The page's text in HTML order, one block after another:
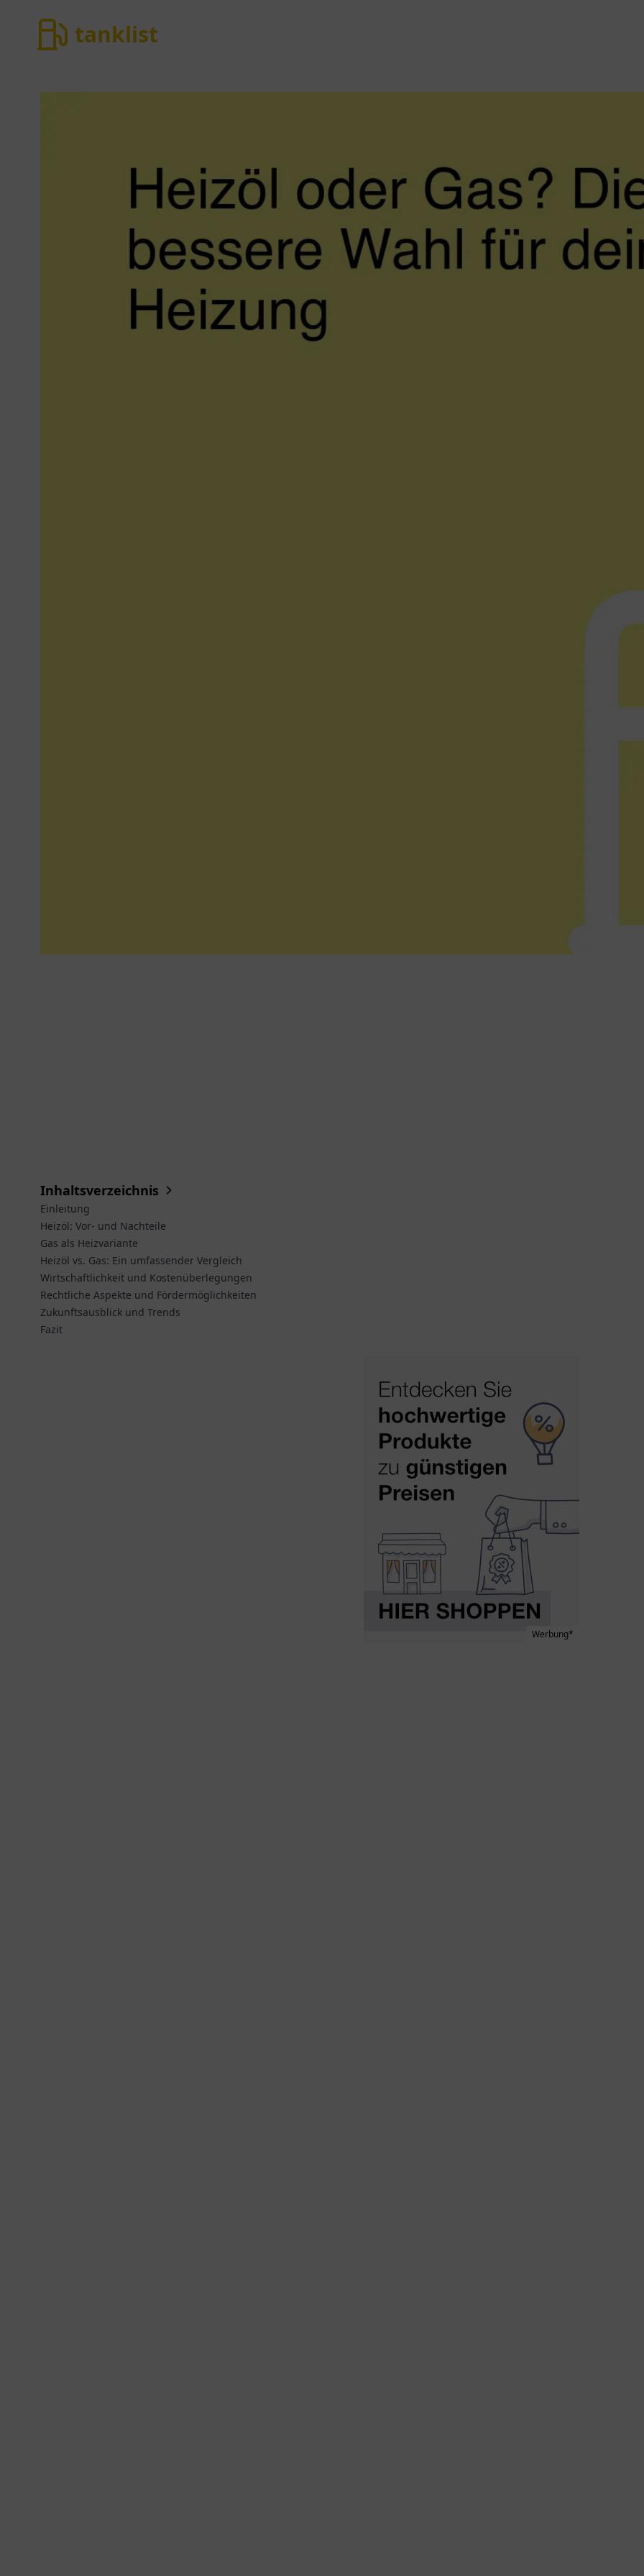
tanklist tanklist
Inhaltsverzeichnis
Einleitung
Heizöl: Vor- und Nachteile
Gas als Heizvariante
Heizöl vs. Gas: Ein umfassender Vergleich
Wirtschaftlichkeit und Kostenüberlegungen
Rechtliche Aspekte und Fördermöglichkeiten
Zukunftsausblick und Trends
Fazit
Werbung*